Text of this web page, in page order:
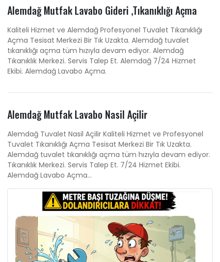
Alemdağ Mutfak Lavabo Gideri ,Tıkanıklığı Açma
Kaliteli Hizmet ve Alemdağ Profesyonel Tuvalet Tıkanıklığı
Açma Tesisat Merkezi Bir Tık Uzakta. Alemdağ tuvalet
tıkanıklığı açma tüm hızıyla devam ediyor. Alemdağ
Tıkanıklık Merkezi. Servis Talep Et. Alemdağ 7/24 Hizmet
Ekibi. Alemdağ Lavabo Açma.
Alemdağ Mutfak Lavabo Nasil Açilir
Alemdağ Tuvalet Nasil Açilir Kaliteli Hizmet ve Profesyonel
Tuvalet Tıkanıklığı Açma Tesisat Merkezi Bir Tık Uzakta.
Alemdağ tuvalet tıkanıklığı açma tüm hızıyla devam ediyor.
Tıkanıklık Merkezi. Servis Talep Et. 7/24 Hizmet Ekibi.
Alemdağ Lavabo Açma...